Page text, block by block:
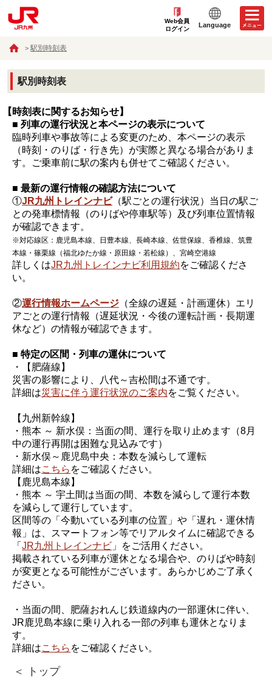
Web会員
ログイン
Language
駅別時刻表
駅別時刻表
【時刻表に関するお知らせ】
■ 列車の運行状況と本ページの表示について
臨時列車や事故等による変更のため、本ページの表示
（時刻・のりば・行き先）が実際と異なる場合がありま
す。ご乗車前に駅の案内も併せてご確認ください。
■ 最新の運行情報の確認方法について
①JR九州トレインナビ（駅ごとの運行状況）当日の駅ご
との発車標情報（のりばや停車駅等）及び列車位置情報
が確認できます。
※対応線区：鹿児島本線、日豊本線、長崎本線、佐世保線、香椎線、筑豊
本線・篠栗線（福北ゆたか線・原田線・若松線）、宮崎空港線
詳しくはJR九州トレインナビ利用規約をご確認くださ
い。
②運行情報ホームページ （全線の遅延・計画運休）エリ
アごとの運行情報（遅延状況・今後の運転計画・長期運
休など）の情報が確認できます。
■ 特定の区間・列車の運休について
・【肥薩線】
災害の影響により、八代～吉松間は不通です。
詳細は災害に伴う運行状況のご案内をご覧ください。
【九州新幹線】
・熊本 ～ 新水俣：当面の間、運行を取り止めます（8月
中の運行再開は困難な見込みです）
・新水俣～鹿児島中央：本数を減らして運転
詳細はこちら をご確認ください。
【鹿児島本線】
・熊本 ～ 宇土間は当面の間、本数を減らして運行本数
を減らして運行しています。
区間等の「今動いている列車の位置」や「遅れ・運休情
報」は、スマートフォン等でリアルタイムに確認できる
「JR九州トレインナビ 」をご活用ください。
掲載されている列車が運休となる場合や、のりばや時刻
が変更となる可能性がございます。あらかじめご了承く
ださい。
・当面の間、肥薩おれんじ鉄道線内の一部運休に伴い、
JR鹿児島本線に乗り入れる一部の列車も運休となりま
す。
詳細はこちら をご確認ください。
＜ トップ